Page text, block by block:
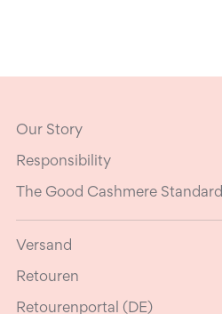
Our Story
Responsibility
The Good Cashmere Standard
Versand
Retouren
Retourenportal (DE)